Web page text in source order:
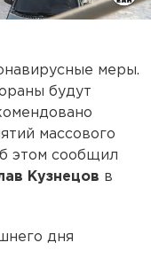
меры.
будут
массового
этом сообщил
Кузнецов в
дня